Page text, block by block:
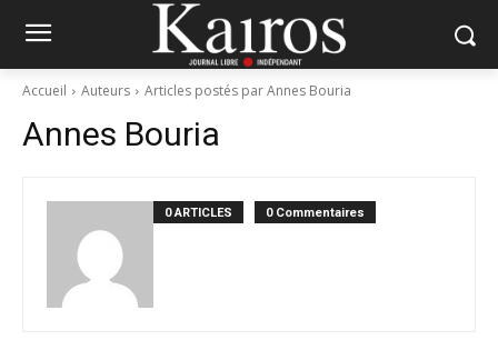
Accueil Auteurs Articles postés par Annes Bouria
Annes Bouria
0 ARTICLES 0 Commentaires